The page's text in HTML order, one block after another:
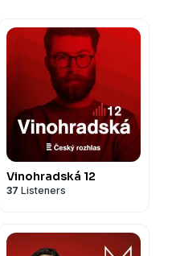
respekt⁠
Vinohradská 12
37 Listeners